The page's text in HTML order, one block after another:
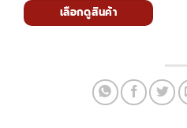
เลือกดูสินค้า